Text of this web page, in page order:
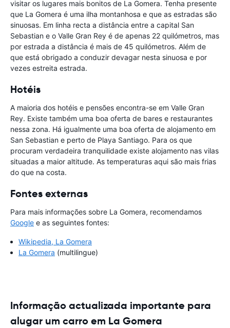
visitar os lugares mais bonitos de La Gomera. Tenha presente
que La Gomera é uma ilha montanhosa e que as estradas são
sinuosas. Em linha recta a distância entre a capital San
Sebastian e o Valle Gran Rey é de apenas 22 quilómetros, mas
por estrada a distância é mais de 45 quilómetros. Além de
que está obrigado a conduzir devagar nesta sinuosa e por
vezes estreita estrada.
Hotéis
A maioria dos hotéis e pensões encontra-se em Valle Gran
Rey. Existe também uma boa oferta de bares e restaurantes
nessa zona. Há igualmente uma boa oferta de alojamento em
San Sebastian e perto de Playa Santiago. Para os que
procuram verdadeira tranquilidade existe alojamento nas vilas
situadas a maior altitude. As temperaturas aqui são mais frias
do que na costa.
Fontes externas
Para mais informações sobre La Gomera, recomendamos
Google e as seguintes fontes:
Wikipedia, La Gomera
La Gomera (multilingue)
Informação actualizada importante para
alugar um carro em La Gomera